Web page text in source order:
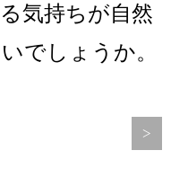
気持ちが自然
でしょうか。
>